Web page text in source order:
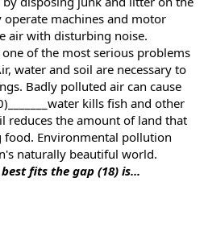
operate machines and motor
air with disturbing noise.
of the most serious problems
water and soil are necessary to
Badly polluted air can cause
kills fish and other
reduces the amount of land that
food. Environmental pollution
naturally beautiful world.
fits the gap (18) is...